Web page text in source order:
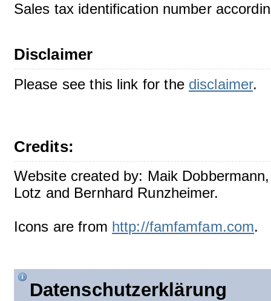
Sales tax identification number
Disclaimer
Please see this link for the disclaimer.
Credits:
Website created by: Maik
Lotz and Bernhard Runzheimer.
Icons are from http://famfamfam.com.
Datenschutzerklärung